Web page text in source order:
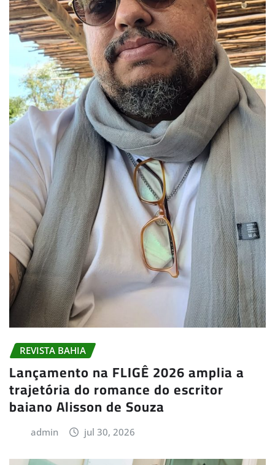
REVISTA BAHIA
Lançamento na FLIGÊ 2026 amplia a
trajetória do romance do escritor
baiano Alisson de Souza
admin jul 30, 2026